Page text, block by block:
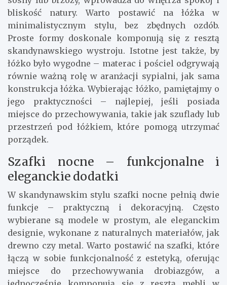
bliskość natury. Warto postawić na łóżka w
minimalistycznym stylu, bez zbędnych ozdób.
Proste formy doskonale komponują się z resztą
skandynawskiego wystroju. Istotne jest także, by
łóżko było wygodne – materac i pościel odgrywają
równie ważną rolę w aranżacji sypialni, jak sama
konstrukcja łóżka. Wybierając łóżko, pamiętajmy o
jego praktyczności – najlepiej, jeśli posiada
miejsce do przechowywania, takie jak szuflady lub
przestrzeń pod łóżkiem, które pomogą utrzymać
porządek.
Szafki nocne – funkcjonalne i
eleganckie dodatki
W skandynawskim stylu szafki nocne pełnią dwie
funkcje – praktyczną i dekoracyjną. Często
wybierane są modele w prostym, ale eleganckim
designie, wykonane z naturalnych materiałów, jak
drewno czy metal. Warto postawić na szafki, które
łączą w sobie funkcjonalność z estetyką, oferując
miejsce do przechowywania drobiazgów, a